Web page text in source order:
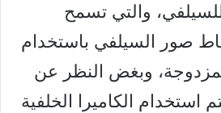
والتي تسمح
صور السيلفي باستخدام
وبغض النظر عن
استخدام الكاميرا الخلفية